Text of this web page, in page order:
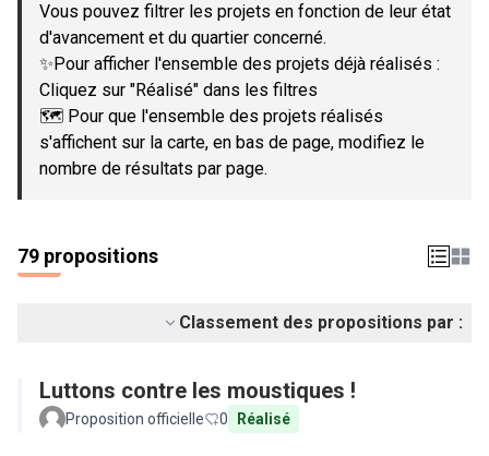
Vous pouvez filtrer les projets en fonction de leur état
d'avancement et du quartier concerné.
✨Pour afficher l'ensemble des projets déjà réalisés :
Cliquez sur "Réalisé" dans les filtres
🗺️ Pour que l'ensemble des projets réalisés
s'affichent sur la carte, en bas de page, modifiez le
nombre de résultats par page.
79 propositions
Classement des propositions par :
Luttons contre les moustiques !
Proposition officielle 0 Réalisé